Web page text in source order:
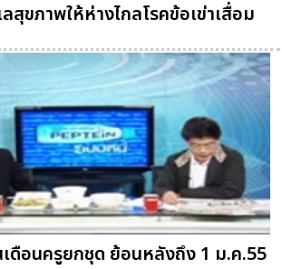
สุขภาพให้ห่างไกลโรคข้อเข่าเสื่อม
เดือนครูยกชุด ย้อนหลังถึง 1 ม.ค.55